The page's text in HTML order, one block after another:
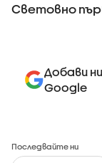
Световно
Добави
Google
Последвайте ни